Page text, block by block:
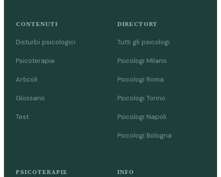
CONTENUTI
Disturbi psicologici
Psicoterapie
Articoli
Glossario
Test
DIRECTORY
Tutti gli psicologi
Psicologi Milano
Psicologi Roma
Psicologi Torino
Psicologi Napoli
Psicologi Bologna
PSICOTERAPIE INFO